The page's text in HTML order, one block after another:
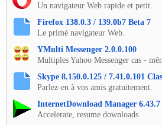
Un navigateur Web rapide et petit.
Firefox 138.0.3 / 139.0b7 Beta 7
Le primé navigateur Web.
YMulti Messenger 2.0.0.100
Multiples Yahoo Messenger cas -
Skype 8.150.0.125 / 7.41.0.101
Parlez-en à vos amis gratuitement.
InternetDownload Manager 6.43.7
Accelerate, resume downloads